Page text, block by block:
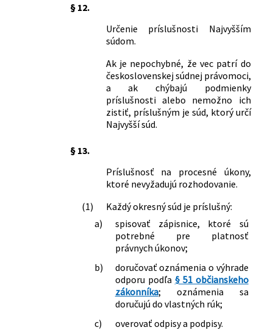
§ 12.
Určenie príslušnosti Najvyšším
súdom.
Ak je nepochybné, že vec patrí do
československej súdnej právomoci,
a ak chýbajú podmienky
príslušnosti alebo nemožno ich
zistiť, príslušným je súd, ktorý určí
Najvyšší súd.
§ 13.
Príslušnosť na procesné úkony,
ktoré nevyžadujú rozhodovanie.
(1)
Každý okresný súd je príslušný:
a)
spisovať zápisnice, ktoré sú
potrebné pre platnosť
právnych úkonov;
b)
doručovať oznámenia o výhrade
odporu podľa § 51 občianskeho
zákonníka; oznámenia sa
doručujú do vlastných rúk;
c)
overovať odpisy a podpisy.